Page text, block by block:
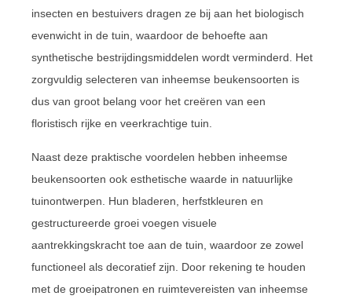
insecten en bestuivers dragen ze bij aan het biologisch
evenwicht in de tuin, waardoor de behoefte aan
synthetische bestrijdingsmiddelen wordt verminderd. Het
zorgvuldig selecteren van inheemse beukensoorten is
dus van groot belang voor het creëren van een
floristisch rijke en veerkrachtige tuin.
Naast deze praktische voordelen hebben inheemse
beukensoorten ook esthetische waarde in natuurlijke
tuinontwerpen. Hun bladeren, herfstkleuren en
gestructureerde groei voegen visuele
aantrekkingskracht toe aan de tuin, waardoor ze zowel
functioneel als decoratief zijn. Door rekening te houden
met de groeipatronen en ruimtevereisten van inheemse